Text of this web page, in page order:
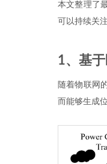
本文整理了
可以持续关
1、基
随着物联网
而能够生成